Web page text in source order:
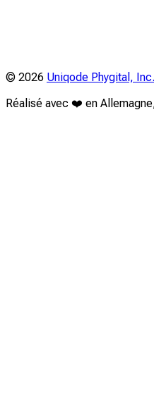
© 2026 Uniqode Phygital, Inc.
Réalisé avec ❤️ en